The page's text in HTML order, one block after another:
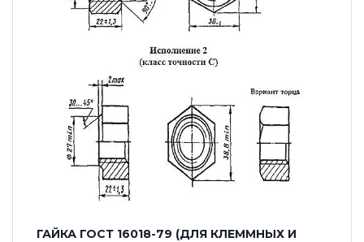
ГАЙКА ГОСТ 16018-79 (ДЛЯ КЛЕММНЫХ И